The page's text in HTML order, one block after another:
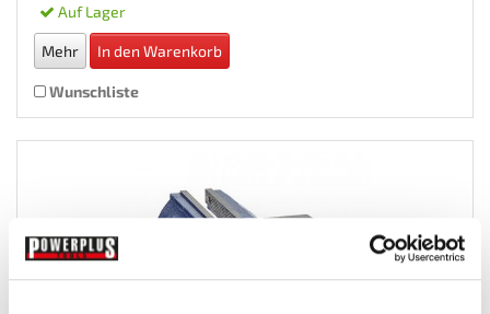
Auf Lager
Mehr In den Warenkorb
Wunschliste